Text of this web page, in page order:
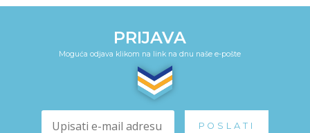
PRIJAVA
Moguća odjava klikom na link na dnu naše e-pošte